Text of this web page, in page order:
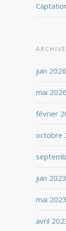
juin 2026
mai 2026
février
octobre
juin 2023
mai 2023
avril